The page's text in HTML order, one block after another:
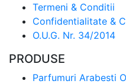
Termeni & Conditii
Confidentialitate &
O.U.G. Nr. 34/2014
PRODUSE
Parfumuri Arabesti